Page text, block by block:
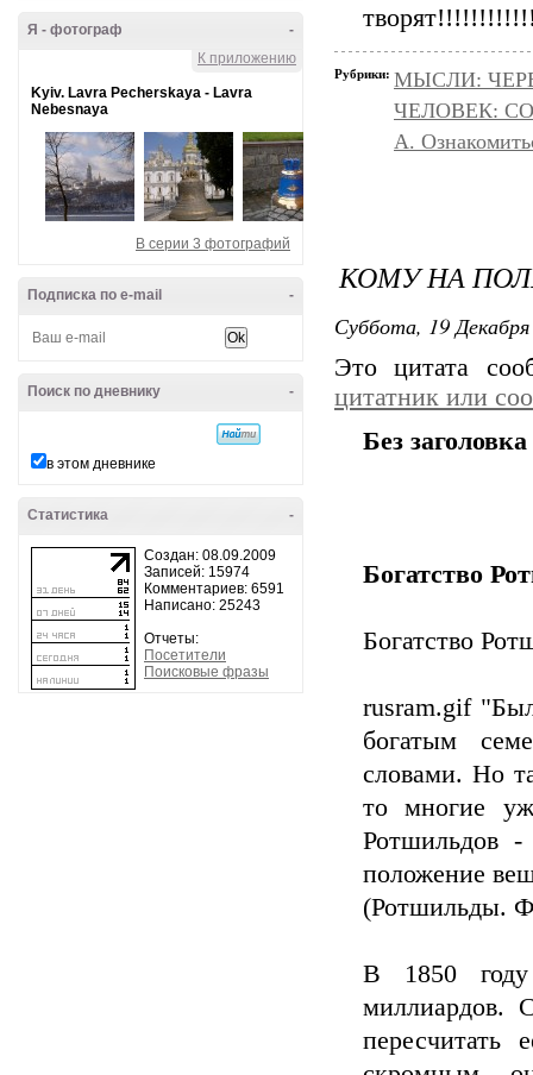
-
Я - фотограф
К приложению
Kyiv. Lavra Pecherskaya - Lavra
Nebesnaya
В серии 3 фотографий
-
Подписка по e-mail
-
Поиск по дневнику
в этом дневнике
-
Статистика
Создан: 08.09.2009
Записей: 15974
Комментариев: 6591
Написано: 25243
Отчеты:
Посетители
Поисковые фразы
Рубрики: МЫСЛИ:
ЧЕЛОВЕК:
А.
КОМУ НА
Суббота, 19
Это цитата
цитатник или
Без заголовка
Богатство
Богатство
rusram.gif
богатым
словами. Но
то многие
Ротшильдов
положение
(Ротшильды.
В 1850 году
миллиардов.